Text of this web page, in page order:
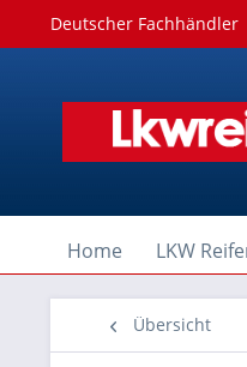
Deutscher Fachhändler
Home LKW
Übersicht